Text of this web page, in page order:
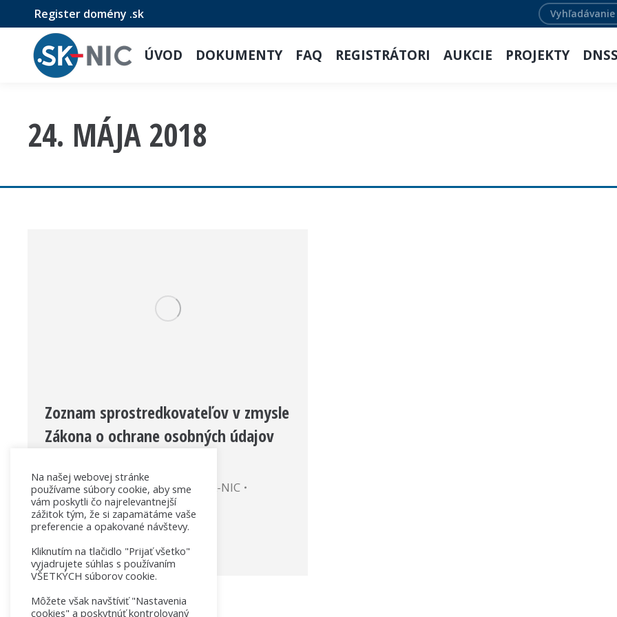
Register domény .sk Search:
ÚVOD DOKUMENTY FAQ REGISTRÁTORI AUKCIE PROJEKTY
24. MÁJA 2018
Zoznam sprostredkovateľov v zmysle
Zákona o ochrane osobných údajov
Dokumenty k pravidlám By
SK-NIC
24. mája 2018
Názov dokumentu: Zoznam
sprostredkovateľov (PDF)
Na našej webovej stránke
používame súbory cookie, aby sme
vám poskytli čo najrelevantnejší
zážitok tým, že si zapamätáme vaše
preferencie a opakované návštevy.
Kliknutím na tlačidlo "Prijať všetko"
vyjadrujete súhlas s používaním
VŠETKÝCH súborov cookie.
Môžete však navštíviť "Nastavenia
cookies" a poskytnúť kontrolovaný